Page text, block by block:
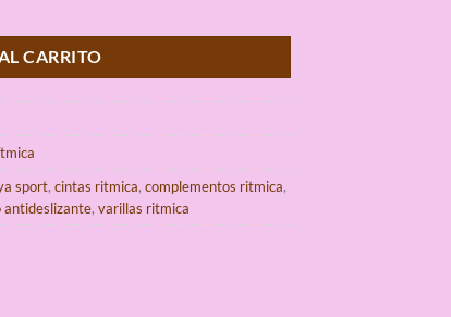
CARRITO
sport, cintas ritmica, complementos ritmica,
antideslizante, varillas ritmica